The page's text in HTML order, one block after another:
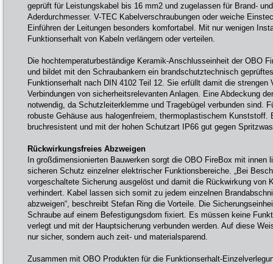
geprüft für Leistungskabel bis 16 mm2 und zugelassen für Brand-
Aderdurchmesser. V-TEC Kabelverschraubungen oder weiche
Einführen der Leitungen besonders komfortabel. Mit nur wenigen
Funktionserhalt von Kabeln verlängern oder verteilen.
Die hochtemperaturbeständige Keramik-Anschlusseinheit der OBO
und bildet mit den Schraubankern ein brandschutztechnisch
Funktionserhalt nach DIN 4102 Teil 12. Sie erfüllt damit die strengen
Verbindungen von sicherheitsrelevanten Anlagen. Eine Abdeckung
notwendig, da Schutzleiterklemme und Tragebügel verbunden sind.
robuste Gehäuse aus halogenfreiem, thermoplastischem Kunststoff.
bruchresistent und mit der hohen Schutzart IP66 gut gegen
Rückwirkungsfreies Abzweigen
In großdimensionierten Bauwerken sorgt die OBO FireBox mit innen
sicheren Schutz einzelner elektrischer Funktionsbereiche. „Bei
vorgeschaltete Sicherung ausgelöst und damit die Rückwirkung von
verhindert. Kabel lassen sich somit zu jedem einzelnen
abzweigen“, beschreibt Stefan Ring die Vorteile. Die
Schraube auf einem Befestigungsdom fixiert. Es müssen keine
verlegt und mit der Hauptsicherung verbunden werden. Auf diese
nur sicher, sondern auch zeit- und materialsparend.
Zusammen mit OBO Produkten für die Funktionserhalt-